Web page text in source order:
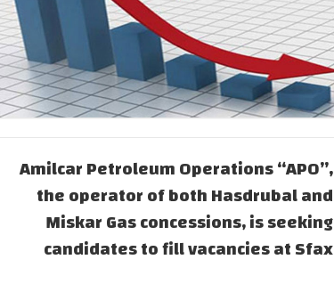
Amilcar Petroleum Operations “APO”,
the operator of both Hasdrubal and
Miskar Gas concessions, is seeking
candidates to fill vacancies at Sfax